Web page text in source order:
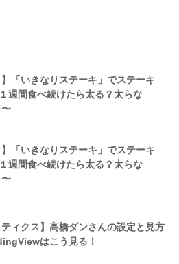
】「いきなりステーキ」でステーキ
週間食べ続けたら太る？太らな
】「いきなりステーキ」でステーキ
週間食べ続けたら太る？太らな
ティクス】高橋ダンさんの設定と見方
はこう見る！